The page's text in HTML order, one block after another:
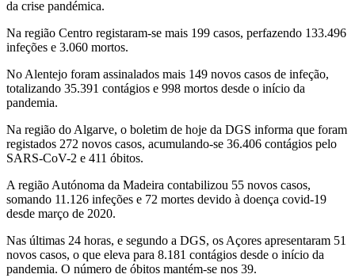
da crise pandémica.
Na região Centro registaram-se mais 199 casos, perfazendo 133.496
infeções e 3.060 mortos.
No Alentejo foram assinalados mais 149 novos casos de infeção,
totalizando 35.391 contágios e 998 mortos desde o início da
pandemia.
Na região do Algarve, o boletim de hoje da DGS informa que foram
registados 272 novos casos, acumulando-se 36.406 contágios pelo
SARS-CoV-2 e 411 óbitos.
A região Autónoma da Madeira contabilizou 55 novos casos,
somando 11.126 infeções e 72 mortes devido à doença covid-19
desde março de 2020.
Nas últimas 24 horas, e segundo a DGS, os Açores apresentaram 51
novos casos, o que eleva para 8.181 contágios desde o início da
pandemia. O número de óbitos mantém-se nos 39.